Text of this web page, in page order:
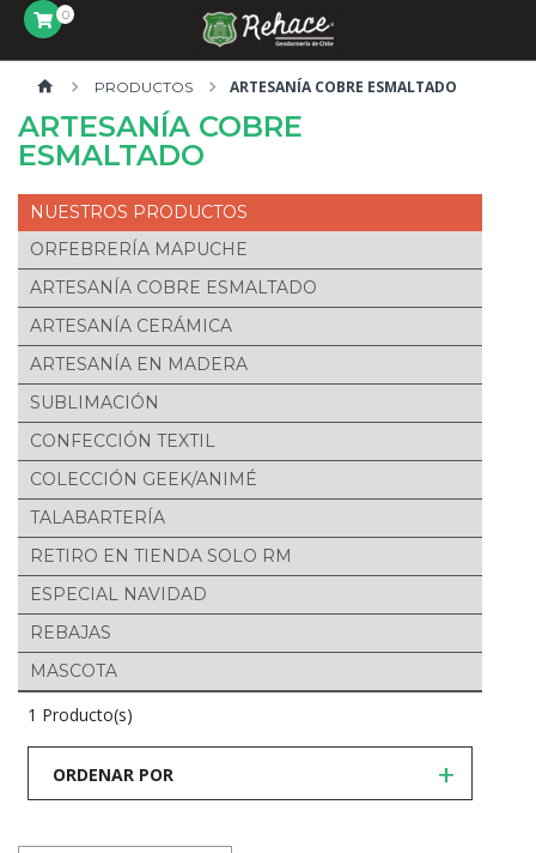
0
PRODUCTOS ARTESANÍA COBRE ESMALTADO
ARTESANÍA COBRE
ESMALTADO
PRODUCTOS
ORFEBRERÍA MAPUCHE
ARTESANÍA COBRE ESMALTADO
ARTESANÍA CERÁMICA
ARTESANÍA EN MADERA
SUBLIMACIÓN
CONFECCIÓN TEXTIL
COLECCIÓN GEEK/ANIMÉ
TALABARTERÍA
RETIRO EN TIENDA SOLO RM
ESPECIAL NAVIDAD
REBAJAS
MASCOTA
1 Producto(s)
ORDENAR POR